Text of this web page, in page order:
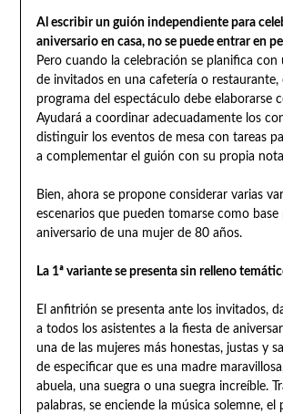
Al escribir un guión independiente para
aniversario en casa, no se puede entrar en
Pero cuando la celebración se planifica
de invitados en una cafetería o restaurante,
programa del espectáculo debe elaborarse
Ayudará a coordinar adecuadamente los
distinguir los eventos de mesa con tareas
a complementar el guión con su propia
Bien, ahora se propone considerar varias
escenarios que pueden tomarse como base
aniversario de una mujer de 80 años.
La 1ª variante se presenta sin relleno
El anfitrión se presenta ante los invitados,
a todos los asistentes a la fiesta de
una de las mujeres más honestas, justas y
de especificar que es una madre
abuela, una suegra o una suegra increíble.
palabras, se enciende la música solemne, el